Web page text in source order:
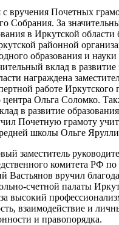
с вручения Почетных
Собрания. За
в Иркутской
районной
образования и
вклад в развитие
награждена
работе Иркутского
центра Ольга Соломко.
в развитие
Почетную грамоту
школы Ольге
заместитель
комитета РФ
Вастьянов вручил
счетной палаты
высокий
взаимодействие и
и правопорядка.